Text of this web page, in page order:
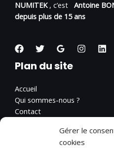
Gérer le
cookies
NUMITEK , c’est Antoine
depuis plus de 15 ans
Plan du site
Accueil
Qui sommes-nous ?
Contact
Pages Légales